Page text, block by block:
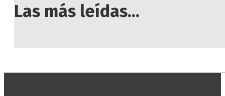
Las más leídas...